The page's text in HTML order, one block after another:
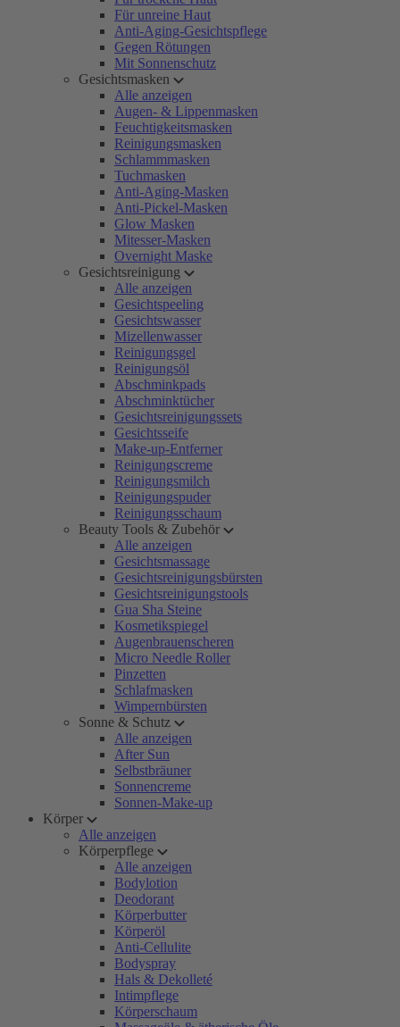
Für unreine Haut
Anti-Aging-Gesichtspflege
Gegen Rötungen
Mit Sonnenschutz
Gesichtsmasken
Alle anzeigen
Augen- & Lippenmasken
Feuchtigkeitsmasken
Reinigungsmasken
Schlammmasken
Tuchmasken
Anti-Aging-Masken
Anti-Pickel-Masken
Glow Masken
Mitesser-Masken
Overnight Maske
Gesichtsreinigung
Alle anzeigen
Gesichtspeeling
Gesichtswasser
Mizellenwasser
Reinigungsgel
Reinigungsöl
Abschminkpads
Abschminktücher
Gesichtsreinigungssets
Gesichtsseife
Make-up-Entferner
Reinigungscreme
Reinigungsmilch
Reinigungspuder
Reinigungsschaum
Beauty Tools & Zubehör
Alle anzeigen
Gesichtsmassage
Gesichtsreinigungsbürsten
Gesichtsreinigungstools
Gua Sha Steine
Kosmetikspiegel
Augenbrauenscheren
Micro Needle Roller
Pinzetten
Schlafmasken
Wimpernbürsten
Sonne & Schutz
Alle anzeigen
After Sun
Selbstbräuner
Sonnencreme
Sonnen-Make-up
Körper
Alle anzeigen
Körperpflege
Alle anzeigen
Bodylotion
Deodorant
Körperbutter
Körperöl
Anti-Cellulite
Bodyspray
Hals & Dekolleté
Intimpflege
Körperschaum